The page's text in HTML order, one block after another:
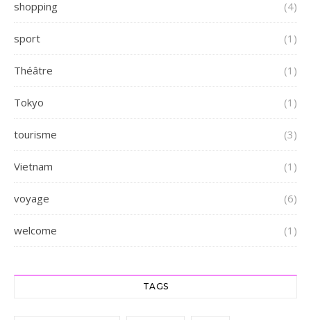
shopping (4)
sport (1)
Théâtre (1)
Tokyo (1)
tourisme (3)
Vietnam (1)
voyage (6)
welcome (1)
TAGS